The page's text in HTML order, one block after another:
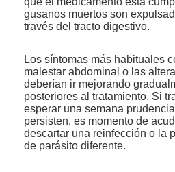
gusanos muertos son
través del tracto digestivo.
Los síntomas más habituales
malestar abdominal o las
deberían ir mejorando
posteriores al tratamiento. Si
esperar una semana
persisten, es momento de
descartar una reinfección o la
de parásito diferente.